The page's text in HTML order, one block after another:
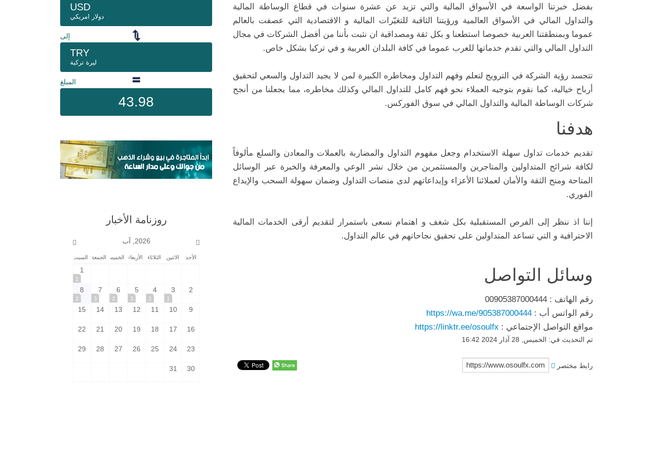
بفضل خبرتنا الواسعة في الأسواق المالية والتي تزيد عن عشرة سنوات في قطاع الوساطة المالية
والتداول المالي في الأسواق العالمية ورؤيتنا الثاقبة للتغيّرات المالية و الاقتصادية التي عصفت بالعالم
عموما وبمنطقتنا العربية خصوصا استطعنا و بكل ثقة ومصداقية ان نثبت بأننا من أفضل الشركات في مجال
التداول المالي والتي تقدم خدماتها للعرب عموما في كافة البلدان العربية و في تركيا بشكل خاص.
تتجسد رؤية الشركة في الترويج لتعلم وفهم التداول ومخاطره الكبيرة لمن لا يجيد التداول والسعي لتحقيق
أرباح خيالية، كما نقوم بتوجيه العملاء نحو فهم كامل للتداول المالي وكذلك مخاطره، مما يجعلنا من أنجح
شركات الوساطة المالية والتداول المالي في سوق الفوركس.
هدفنا
تقديم خدمات تداول سهلة الاستخدام وجعل مفهوم التداول والمضاربة بالعملات والمعادن والسلع مألوفاً
لكافة شرائح المتداولين والمتاجرين والمستثمرين من خلال نشر الوعي والمعرفة والخبرة عبر الوسائل
المتاحة ومنح الثقة والأمان لعملائنا الأعزاء وإيداعاتهم لدى منصات التداول وضمان سهولة السحب والإيداع
الفوري.
إننا اذ ننظر إلى الفرص المستقبلية بكل شغف و اهتمام نسعى باستمرار لتقديم أرقى الخدمات المالية
الاحترافية و التي تساعد المتداولين على تحقيق نجاحاتهم في عالم التداول.
وسائل التواصل
رقم الهاتف : 00905387000444
رقم الواتس أب : https://wa.me/905387000444
مواقع التواصل الإجتماعي : https://linktr.ee/osoulfx
تم التحديث في: الخميس, 28 آذار 2024 16:42
رابط مختصر
USD
دولار امريكي
إلى
TRY
ليرة تركية
المبلغ
43.98
روزنامة الأخبار
2026, آب
الأحد الاثنين الثلاثاء الأربعاء الخميس الجمعة السبت
1
1
2
3
1
4
2
5
3
6
2
7
3
8
2
9
10
11
12
13
14
15
16
17
18
19
20
21
22
23
24
25
26
27
28
29
30
31